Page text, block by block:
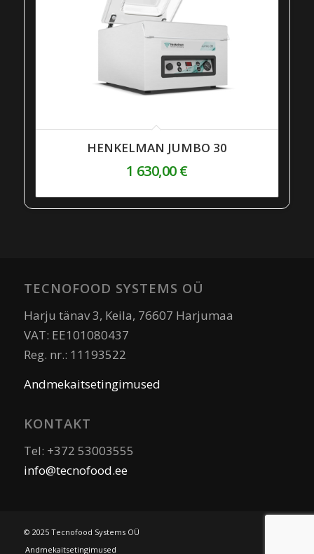
HENKELMAN JUMBO 30
1 630,00€
TECNOFOOD SYSTEMS OÜ
Harju tänav 3, Keila, 76607 Harjumaa
VAT: EE101080437
Reg. nr.: 11193522
Andmekaitsetingimused
KONTAKT
Tel: +372 53003555
info@tecnofood.ee
© 2025 Tecnofood Systems OÜ
Andmekaitsetingimused